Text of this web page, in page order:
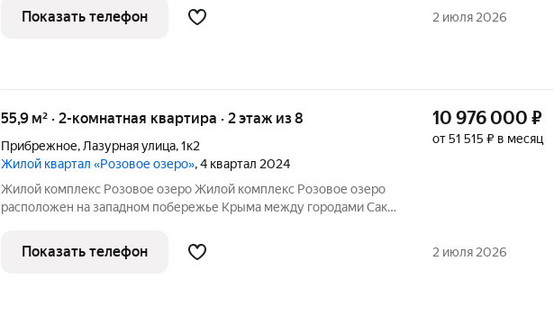
Чёрным морем и розовым озером Сасык-Сиваш в
непосредственной близости
Показать телефон 2 июля 2026
55,9 м² · 2-комнатная квартира · 2 этаж из 8
Прибрежное, Лазурная улица,1к2
Жилой квартал «Розовое озеро», 4 квартал 2024
Жилой комплекс Розовое озеро Жилой комплекс Розовое озеро
расположен на западном побережье Крыма между городами Саки
Чёрным морем и розовым озером Сасык-Сиваш в
непосредственной близости
10 976 000 ₽
от 51 515 ₽ в месяц
Показать телефон 2 июля 2026